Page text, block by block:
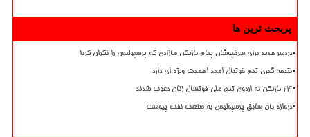
پربحث ترین ها
دردسر جدید برای سرخپوشان پیام بازیکن مازادی که پرسپولیس را نگران کرد!
نتیجه گیری تیم فوتبال امید اهمیت ویژه ای دارد
۲۴ بازیکن به اردوی تیم ملی فوتسال زنان دعوت شدند
دروازه بان سابق پرسپولیس به صنعت نفت پیوست